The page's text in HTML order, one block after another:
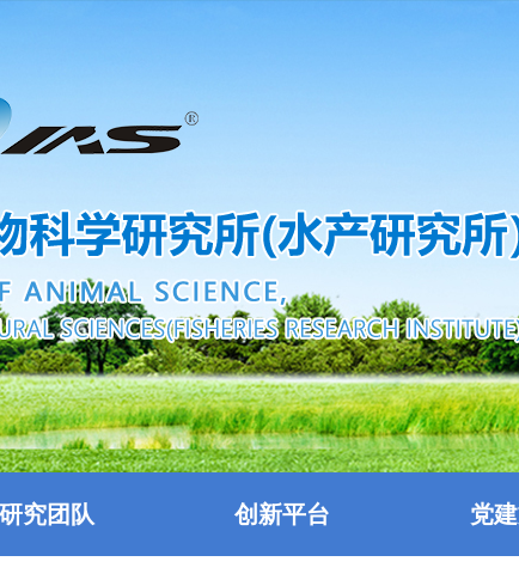
研究团队 创新平台 党